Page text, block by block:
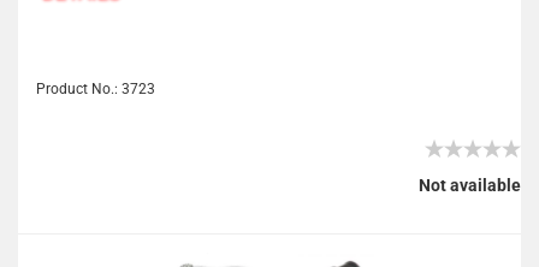
Product No.: 3723
Not available